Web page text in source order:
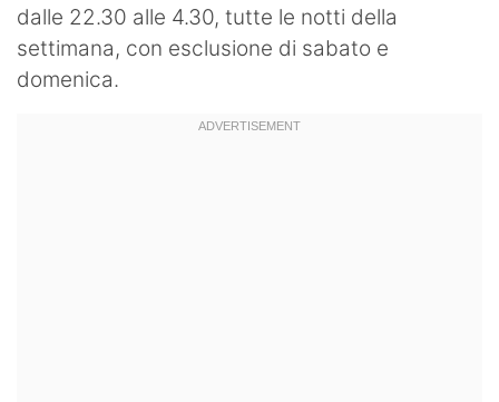
dalle 22.30 alle 4.30, tutte le notti della
settimana, con esclusione di sabato e
domenica.